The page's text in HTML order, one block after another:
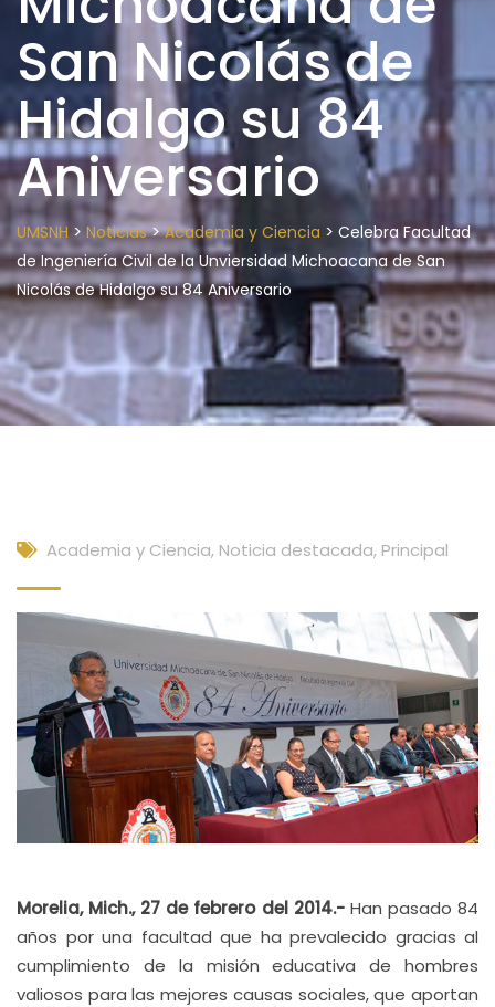
San Nicolás de
Hidalgo su 84
Aniversario
UMSNH > Noticias>Academia y Ciencia > Celebra Facultad
de Ingeniería Civil de la Unviersidad Michoacana de San
Nicolás de Hidalgo su 84 Aniversario
Academia y Ciencia, Noticia destacada, Principal
Morelia, Mich., 27 de febrero del 2014.-Han pasado 84
años por una facultad que ha prevalecido gracias al
cumplimiento de la misión educativa de hombres
valiosos para las mejores causas sociales, que aportan